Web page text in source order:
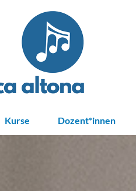
Kurse Dozent*innen